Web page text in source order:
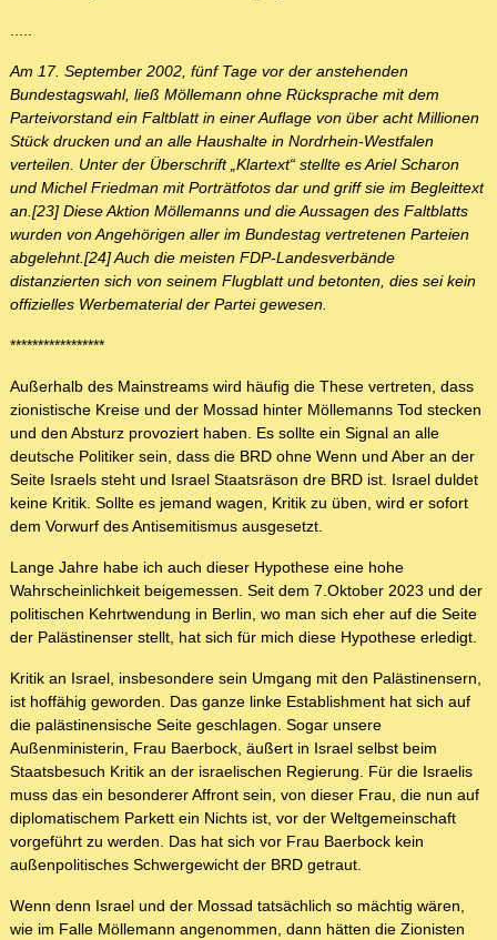
.....
Am 17. September 2002, fünf Tage vor der anstehenden
Bundestagswahl, ließ Möllemann ohne Rücksprache mit dem
Parteivorstand ein Faltblatt in einer Auflage von über acht Millionen
Stück drucken und an alle Haushalte in Nordrhein-Westfalen
verteilen. Unter der Überschrift „Klartext“ stellte es Ariel Scharon
und Michel Friedman mit Porträtfotos dar und griff sie im Begleittext
an.[23] Diese Aktion Möllemanns und die Aussagen des Faltblatts
wurden von Angehörigen aller im Bundestag vertretenen Parteien
abgelehnt.[24] Auch die meisten FDP-Landesverbände
distanzierten sich von seinem Flugblatt und betonten, dies sei kein
offizielles Werbematerial der Partei gewesen.
*****************
Außerhalb des Mainstreams wird häufig die These vertreten, dass
zionistische Kreise und der Mossad hinter Möllemanns Tod stecken
und den Absturz provoziert haben. Es sollte ein Signal an alle
deutsche Politiker sein, dass die BRD ohne Wenn und Aber an der
Seite Israels steht und Israel Staatsräson dre BRD ist. Israel duldet
keine Kritik. Sollte es jemand wagen, Kritik zu üben, wird er sofort
dem Vorwurf des Antisemitismus ausgesetzt.
Lange Jahre habe ich auch dieser Hypothese eine hohe
Wahrscheinlichkeit beigemessen. Seit dem 7.Oktober 2023 und der
politischen Kehrtwendung in Berlin, wo man sich eher auf die Seite
der Palästinenser stellt, hat sich für mich diese Hypothese erledigt.
Kritik an Israel, insbesondere sein Umgang mit den Palästinensern,
ist hoffähig geworden. Das ganze linke Establishment hat sich auf
die palästinensische Seite geschlagen. Sogar unsere
Außenministerin, Frau Baerbock, äußert in Israel selbst beim
Staatsbesuch Kritik an der israelischen Regierung. Für die Israelis
muss das ein besonderer Affront sein, von dieser Frau, die nun auf
diplomatischem Parkett ein Nichts ist, vor der Weltgemeinschaft
vorgeführt zu werden. Das hat sich vor Frau Baerbock kein
außenpolitisches Schwergewicht der BRD getraut.
Wenn denn Israel und der Mossad tatsächlich so mächtig wären,
wie im Falle Möllemann angenommen, dann hätten die Zionisten